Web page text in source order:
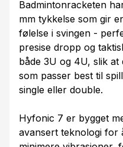
Badmintonracketen
mm tykkelse som gir
følelse i svingen -
presise dropp og
både 3U og 4U, slik
som passer best til
single eller double.
Hyfonic 7 er bygget
avansert teknologi for